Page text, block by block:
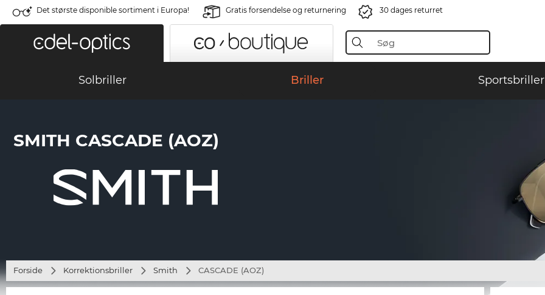
Det største disponible sortiment i Europa! Gratis forsendelse og returnering 30 dages returret
Solbriller Briller Sportsbriller
SMITH CASCADE (AOZ)
Forside Korrektionsbriller Smith CASCADE (AOZ)